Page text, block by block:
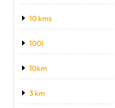
10 kms
100l
10km
3 km